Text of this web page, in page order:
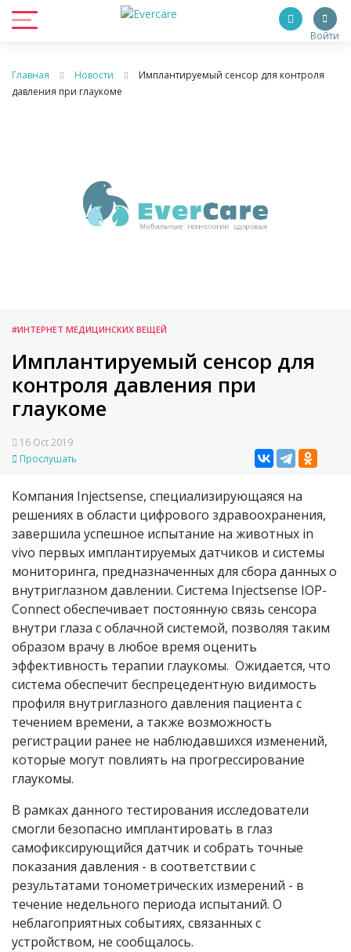
Войти
Главная Новости
Имплантируемый сенсор для контроля
давления при глаукоме
#ИНТЕРНЕТ МЕДИЦИНСКИХ ВЕЩЕЙ
Имплантируемый сенсор для
контроля давления при
глаукоме
16 Oct 2019
Прослушать
Компания Injectsense, специализирующаяся на
решениях в области цифрового здравоохранения,
завершила успешное испытание на животных in
vivo первых имплантируемых датчиков и системы
мониторинга, предназначенных для сбора данных о
внутриглазном давлении. Система Injectsense IOP-
Connect обеспечивает постоянную связь сенсора
внутри глаза с облачной системой, позволяя таким
образом врачу в любое время оценить
эффективность терапии глаукомы. Ожидается, что
система обеспечит беспрецедентную видимость
профиля внутриглазного давления пациента с
течением времени, а также возможность
регистрации ранее не наблюдавшихся изменений,
которые могут повлиять на прогрессирование
глаукомы.
В рамках данного тестирования исследователи
смогли безопасно имплантировать в глаз
самофиксирующийся датчик и собрать точные
показания давления - в соответствии с
результатами тонометрических измерений - в
течение недельного периода испытаний. О
неблагоприятных событиях, связанных с
устройством, не сообщалось.